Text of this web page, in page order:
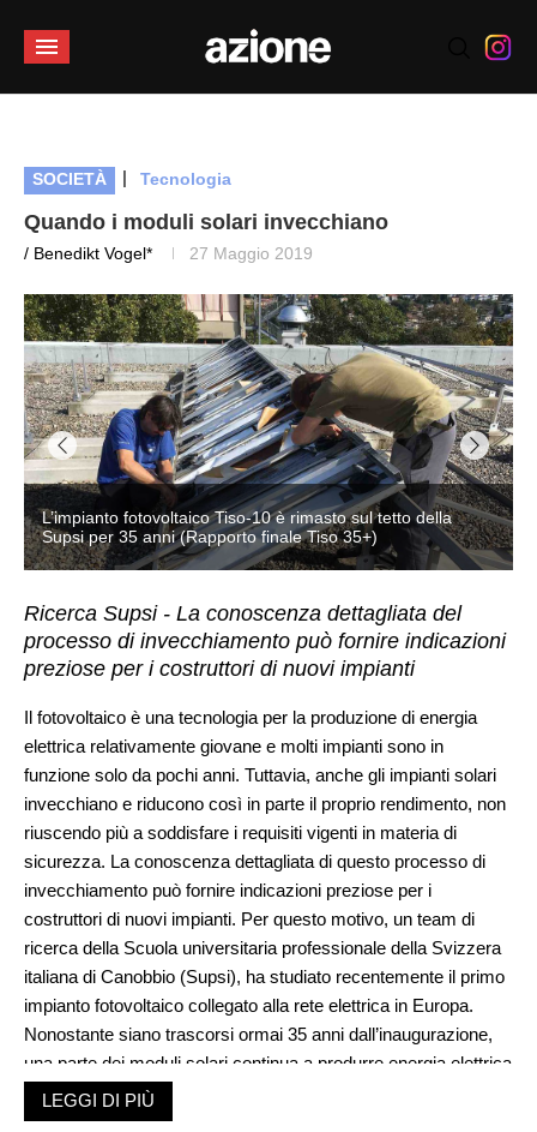
SOCIETÀ | Tecnologia
Quando i moduli solari invecchiano
/ Benedikt Vogel* 27 Maggio 2019
10 è rimasto sul tetto della
finale Tiso 35+)
Ricerca Supsi - La conoscenza dettagliata del
processo di invecchiamento può fornire indicazioni
preziose per i costruttori di nuovi impianti
Il fotovoltaico è una tecnologia per la produzione di energia
elettrica relativamente giovane e molti impianti sono in
funzione solo da pochi anni. Tuttavia, anche gli impianti solari
invecchiano e riducono così in parte il proprio rendimento, non
riuscendo più a soddisfare i requisiti vigenti in materia di
sicurezza. La conoscenza dettagliata di questo processo di
invecchiamento può fornire indicazioni preziose per i
costruttori di nuovi impianti. Per questo motivo, un team di
ricerca della Scuola universitaria professionale della Svizzera
italiana di Canobbio (Supsi), ha studiato recentemente il primo
impianto fotovoltaico collegato alla rete elettrica in Europa.
Nonostante siano trascorsi ormai 35 anni dall’inaugurazione,
una parte dei moduli solari continua a produrre energia elettrica
in modo affidabile e regolare.
Chi acquista un impianto fotovoltaico si aspetta che possa
LEGGI DI PIÙ